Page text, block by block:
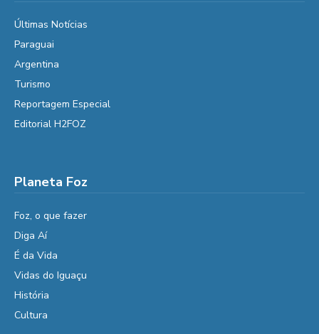
Últimas Notícias
Paraguai
Argentina
Turismo
Reportagem Especial
Editorial H2FOZ
Planeta Foz
Foz, o que fazer
Diga Aí
É da Vida
Vidas do Iguaçu
História
Cultura